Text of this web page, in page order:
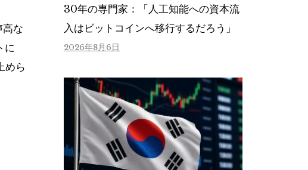
な
に
めら
30年の専門家：「人工知能への資本流
入はビットコインへ移行するだろう」
2026年8月6日